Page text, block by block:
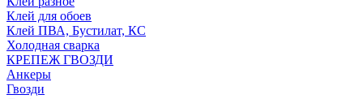
Клей для обоев
Клей ПВА, Бустилат, КС
Холодная сварка
КРЕПЕЖ ГВОЗДИ
Анкеры
Гвозди